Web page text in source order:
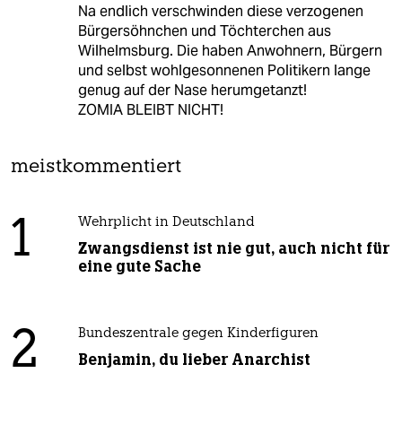
Na endlich verschwinden diese verzogenen
Bürgersöhnchen und Töchterchen aus
Wilhelmsburg. Die haben Anwohnern, Bürgern
und selbst wohlgesonnenen Politikern lange
genug auf der Nase herumgetanzt!
ZOMIA BLEIBT NICHT!
meistkommentiert
1 Wehrplicht in Deutschland
Zwangsdienst ist nie gut, auch nicht für
eine gute Sache
2 Bundeszentrale gegen Kinderfiguren
Benjamin, du lieber Anarchist